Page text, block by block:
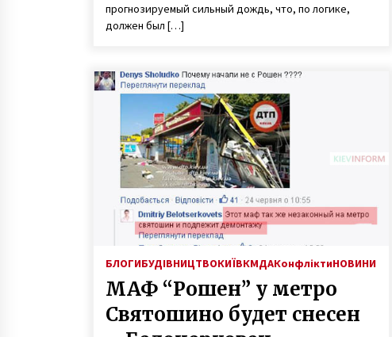
прогнозируемый сильный дождь, что, по логике,
должен был […]
БЛОГИБУДІВНИЦТВОКИЇВКМДАКонфліктиНОВИНИ
МАФ “Рошен” у метро
Святошино будет снесен